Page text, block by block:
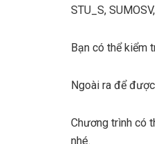
STU_S,
Bạn có thể kiểm
Ngoài ra để
Chương trình có
nhé.